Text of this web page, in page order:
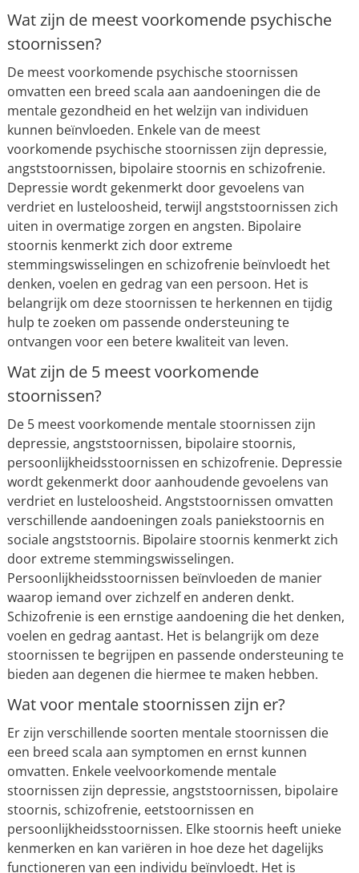
Wat zijn de meest voorkomende psychische
stoornissen?
De meest voorkomende psychische stoornissen
omvatten een breed scala aan aandoeningen die de
mentale gezondheid en het welzijn van individuen
kunnen beïnvloeden. Enkele van de meest
voorkomende psychische stoornissen zijn depressie,
angststoornissen, bipolaire stoornis en schizofrenie.
Depressie wordt gekenmerkt door gevoelens van
verdriet en lusteloosheid, terwijl angststoornissen zich
uiten in overmatige zorgen en angsten. Bipolaire
stoornis kenmerkt zich door extreme
stemmingswisselingen en schizofrenie beïnvloedt het
denken, voelen en gedrag van een persoon. Het is
belangrijk om deze stoornissen te herkennen en tijdig
hulp te zoeken om passende ondersteuning te
ontvangen voor een betere kwaliteit van leven.
Wat zijn de 5 meest voorkomende
stoornissen?
De 5 meest voorkomende mentale stoornissen zijn
depressie, angststoornissen, bipolaire stoornis,
persoonlijkheidsstoornissen en schizofrenie. Depressie
wordt gekenmerkt door aanhoudende gevoelens van
verdriet en lusteloosheid. Angststoornissen omvatten
verschillende aandoeningen zoals paniekstoornis en
sociale angststoornis. Bipolaire stoornis kenmerkt zich
door extreme stemmingswisselingen.
Persoonlijkheidsstoornissen beïnvloeden de manier
waarop iemand over zichzelf en anderen denkt.
Schizofrenie is een ernstige aandoening die het denken,
voelen en gedrag aantast. Het is belangrijk om deze
stoornissen te begrijpen en passende ondersteuning te
bieden aan degenen die hiermee te maken hebben.
Wat voor mentale stoornissen zijn er?
Er zijn verschillende soorten mentale stoornissen die
een breed scala aan symptomen en ernst kunnen
omvatten. Enkele veelvoorkomende mentale
stoornissen zijn depressie, angststoornissen, bipolaire
stoornis, schizofrenie, eetstoornissen en
persoonlijkheidsstoornissen. Elke stoornis heeft unieke
kenmerken en kan variëren in hoe deze het dagelijks
functioneren van een individu beïnvloedt. Het is